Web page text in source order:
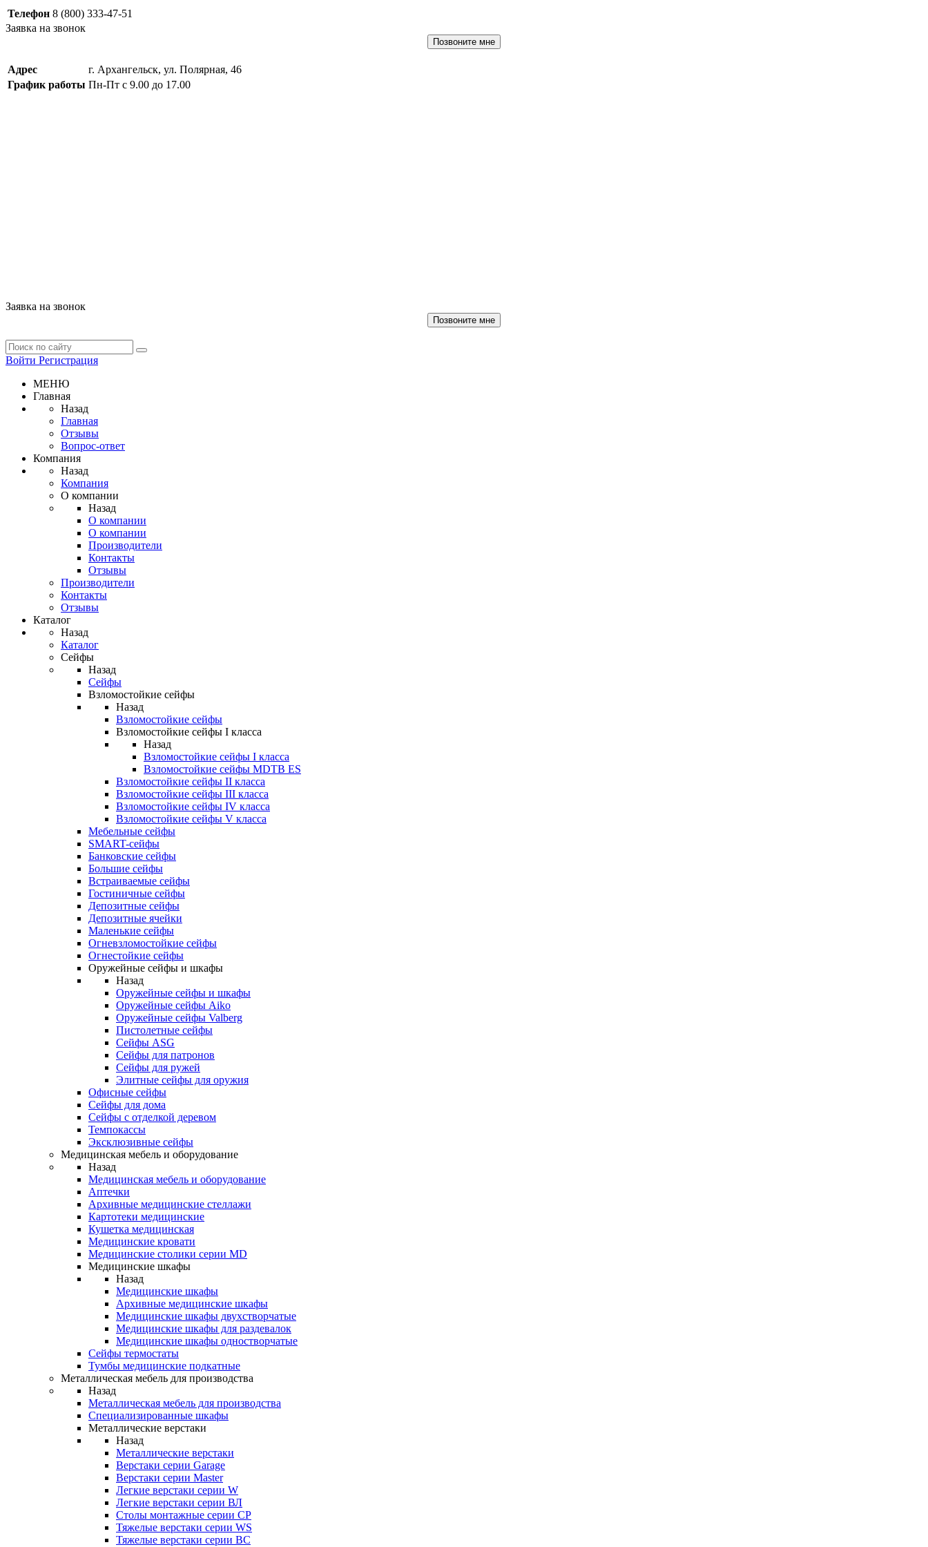
Телефон 8 (800) 333-47-51
Заявка на звонок
Позвоните мне
Адрес
г. Архангельск, ул. Полярная, 46
График работы Пн-Пт с 9.00 до 17.00
Заявка на звонок
Позвоните мне
Войти Регистрация
МЕНЮ
Главная
Назад
Главная
Отзывы
Вопрос-ответ
Компания
Назад
Компания
О компании
Назад
О компании
О компании
Производители
Контакты
Отзывы
Производители
Контакты
Отзывы
Каталог
Назад
Каталог
Сейфы
Назад
Сейфы
Взломостойкие сейфы
Назад
Взломостойкие сейфы
Взломостойкие сейфы I класса
Назад
Взломостойкие сейфы I класса
Взломостойкие сейфы MDTB ES
Взломостойкие сейфы II класса
Взломостойкие сейфы III класса
Взломостойкие сейфы IV класса
Взломостойкие сейфы V класса
Мебельные сейфы
SMART-сейфы
Банковские сейфы
Большие сейфы
Встраиваемые сейфы
Гостиничные сейфы
Депозитные сейфы
Депозитные ячейки
Маленькие сейфы
Огневзломостойкие сейфы
Огнестойкие сейфы
Оружейные сейфы и шкафы
Назад
Оружейные сейфы и шкафы
Оружейные сейфы Aiko
Оружейные сейфы Valberg
Пистолетные сейфы
Сейфы ASG
Сейфы для патронов
Сейфы для ружей
Элитные сейфы для оружия
Офисные сейфы
Сейфы для дома
Сейфы с отделкой деревом
Темпокассы
Эксклюзивные сейфы
Медицинская мебель и оборудование
Назад
Медицинская мебель и оборудование
Аптечки
Архивные медицинские стеллажи
Картотеки медицинские
Кушетка медицинская
Медицинские кровати
Медицинские столики серии MD
Медицинские шкафы
Назад
Медицинские шкафы
Архивные медицинские шкафы
Медицинские шкафы двухстворчатые
Медицинские шкафы для раздевалок
Медицинские шкафы одностворчатые
Сейфы термостаты
Тумбы медицинские подкатные
Металлическая мебель для производства
Назад
Металлическая мебель для производства
Cпециализированные шкафы
Металлические верстаки
Назад
Металлические верстаки
Верстаки серии Garage
Верстаки серии Master
Легкие верстаки серии W
Легкие верстаки серии ВЛ
Столы монтажные серии СР
Тяжелые верстаки серии WS
Тяжелые верстаки серии ВС